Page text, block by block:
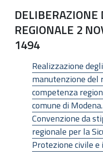
DELIBERAZIONE
REGIONALE 2
1494
Realizzazione
manutenzione del
competenza
comune di
Convenzione da
regionale per la
Protezione civile e